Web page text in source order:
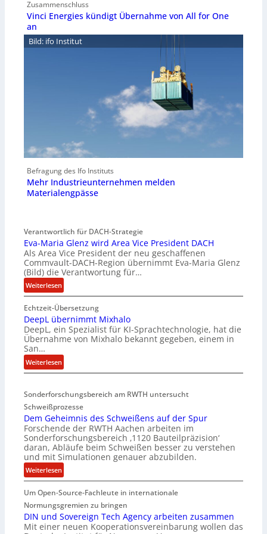
Zusammenschluss
Vinci Energies kündigt Übernahme von All for One
an
Bild: ifo Institut
Befragung des Ifo Instituts
Mehr Industrieunternehmen melden
Materialengpässe
Verantwortlich für DACH-Strategie
Eva-Maria Glenz wird Area Vice President DACH
Als Area Vice President der neu geschaffenen
Commvault-DACH-Region übernimmt Eva-Maria Glenz
(Bild) die Verantwortung für…
Weiterlesen:
E
v
a
-
M
a
r
i
G
l
e
n
z
w
i
r
d
r
e
Echtzeit-Übersetzung
DeepL übernimmt Mixhalo
DeepL, ein Spezialist für KI-Sprachtechnologie, hat die
Übernahme von Mixhalo bekannt gegeben, einem in
San…
Weiterlesen:
D
e
p
L
ü
b
e
r
n
m
m
t
M
Sonderforschungsbereich am RWTH untersucht
Schweißprozesse
Dem Geheimnis des Schweißens auf der Spur
Forschende der RWTH Aachen arbeiten im
Sonderforschungsbereich ‚1120 Bauteilpräzision‘
daran, Abläufe beim Schweißen besser zu verstehen
und mit Simulationen genauer abzubilden.
Weiterlesen:
D
e
m
G
e
Um Open-Source-Fachleute in internationale
Normungsgremien zu bringen
DIN und Sovereign Tech Agency arbeiten zusammen
Mit einer neuen Kooperationsvereinbarung wollen das